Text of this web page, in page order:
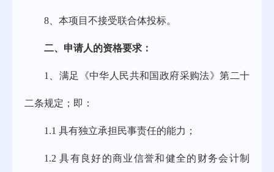
8 本项目不接受联合体投标。
二、 申请人的资格要求：
1、 满足《中华人民共和国政府采购法》第二十
二条规定； 即：
1.1 具有独立承担民事责任的能力；
1.2 具有良好的商业信誉和健全的财务会计制